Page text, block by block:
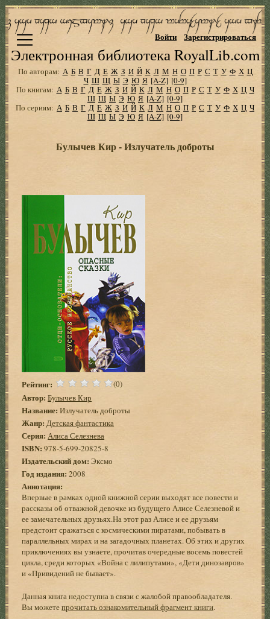
Электронная библиотека RoyalLib.com
Войти Зарегистрироваться
По авторам: А Б В Г Д Е Ж З И Й К Л М Н О П Р С Т У Ф Х Ц
Ч Ш Щ Ы Э Ю Я [A-Z] [0-9]
По книгам: А Б В Г Д Е Ж З И Й К Л М Н О П Р С Т У Ф Х Ц Ч
Ш Щ Ы Э Ю Я [A-Z] [0-9]
По сериям: А Б В Г Д Е Ж З И Й К Л М Н О П Р С Т У Ф Х Ц Ч
Ш Щ Ы Э Ю Я [A-Z] [0-9]
Булычев Кир - Излучатель доброты
Рейтинг: (0)
Автор: Булычев Кир
Название: Излучатель доброты
Жанр: Детская фантастика
Серия: Алиса Селезнева
ISBN: 978-5-699-20825-8
Издательский дом: Эксмо
Год издания:2008
Аннотация:
Впервые в рамках одной книжной серии выходят все повести и
рассказы об отважной девочке из будущего Алисе Селезневой и
ее замечательных друзьях.На этот раз Алисе и ее друзьям
предстоит сражаться с космическими пиратами, побывать в
параллельных мирах и на загадочных планетах. Об этих и других
приключениях вы узнаете, прочитав очередные восемь повестей
цикла, среди которых «Война с лилипутами», «Дети динозавров»
и «Привидений не бывает».
Данная книга недоступна в связи с жалобой правообладателя.
Вы можетепрочитать ознакомительный фрагмент книги.